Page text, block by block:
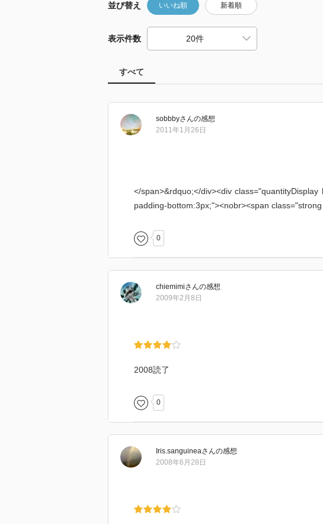
並び替え いいね順 新着順
表示件数
すべて
sobbbyさんの感想
2011年1月26日
</span>&rdquo;</div><div
padding-bottom:3px;"><nobr><span
0
chiemimiさんの感想
2009年2月8日
2008読了
0
Iris.sanguineaさんの感想
2008年6月28日